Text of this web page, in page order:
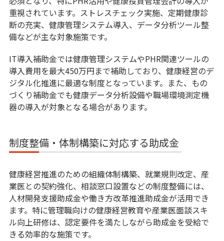
重視されています。ストレスチェック実施、定期健康診
断の充実、健康管理システム導入、データ分析ツール整
備などが主な対象施策です。
IT導入補助金では健康管理システムやPHR関連ツールの
導入費用を最大450万円まで補助しており、健康経営のデ
ジタル化推進に最適な制度となっています。また、もの
づくり補助金でも健康データ分析設備や職場環境測定機
器の導入が対象となる場合があります。
制度整備・体制構築に対応する助成金
健康経営推進のための組織体制構築、就業規則改定、産
業医との契約強化、相談窓口設置などの制度整備には、
人材開発支援助成金や働き方改革推進助成金が活用でき
ます。特に管理職向けの健康経営教育や産業医面談スキ
ル向上研修は、認定要件を満たしながら助成金を受給で
きる効率的な施策です。